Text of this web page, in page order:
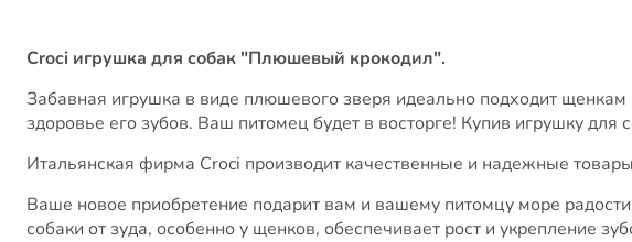
Croci игрушка для собак "Плюшевый крокодил".
Забавная игрушка в виде плюшевого зверя идеально подходит
здоровье его зубов. Ваш питомец будет в восторге! Купив игрушку
Итальянская фирма Croci производит качественные и надежные
Ваше новое приобретение подарит вам и вашему питомцу море
собаки от зуда, особенно у щенков, обеспечивает рост и укрепление